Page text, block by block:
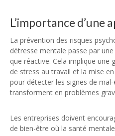
L’importance d’une
La prévention des risques
détresse mentale passe par
que réactive. Cela implique
de stress au travail et la mise
pour détecter les signes de mal-
transforment en problèmes
Les entreprises doivent
de bien-être où la santé